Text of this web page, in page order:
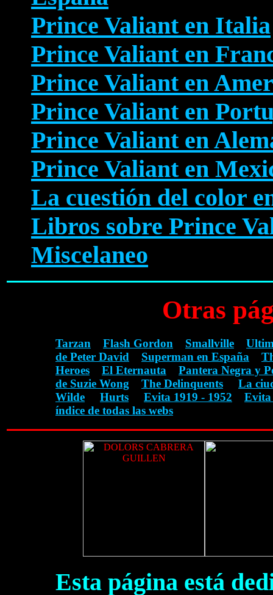
Prince Valiant en Italia
Prince Valiant en
Prince Valiant en
Prince Valiant en
Prince Valiant en
Prince Valiant en
La cuestión del color
Libros sobre Prince
Miscelaneo
Otras
Tarzan Flash Gordon Smallville
de Peter David
Superman en España
Heroes
El Eternauta
Pantera Negra y
de Suzie Wong
The Delinquents
La
Wilde
Hurts Evita 1919 - 1952
Evita
índice de todas las webs
Esta página está